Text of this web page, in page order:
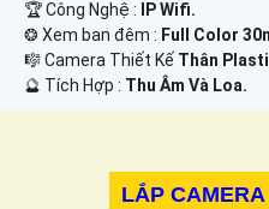
🏆 Công Nghệ :
IP Wifi.
❂ Xem ban đêm : Full Color
🎼️ Camera Thiết Kế Thân
️🔮 Tích Hợp : Thu Âm Và Loa.
LẮP